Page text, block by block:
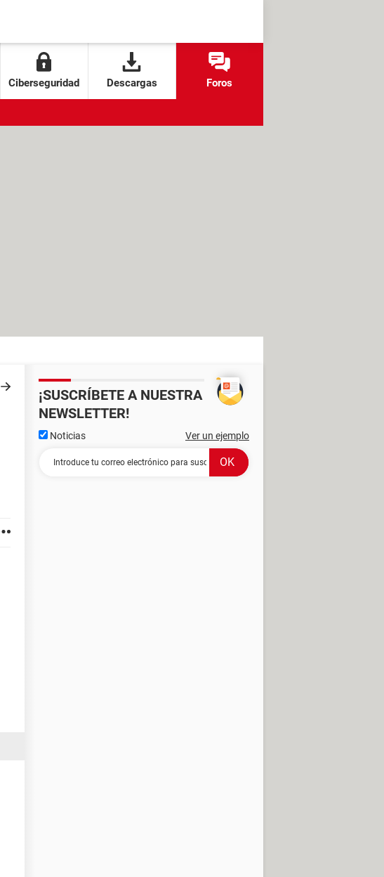
Ciberseguridad Descargas Foros
¡SUSCRÍBETE A NUESTRA
NEWSLETTER!
Noticias Ver un ejemplo